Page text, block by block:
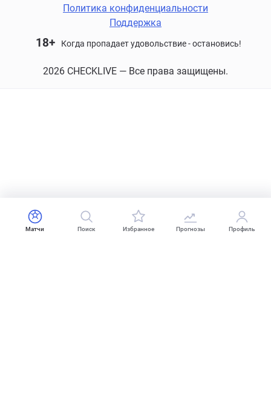
Политика конфиденциальности
Поддержка
18+ Когда пропадает удовольствие - остановись!
2026 CHECKLIVE — Все права защищены.
Матчи Поиск Избранное Прогнозы Профиль